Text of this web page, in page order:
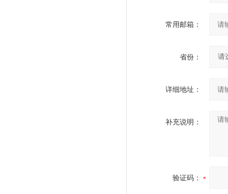
常用邮箱：
省份：
详细地址：
补充说明：
验证码：